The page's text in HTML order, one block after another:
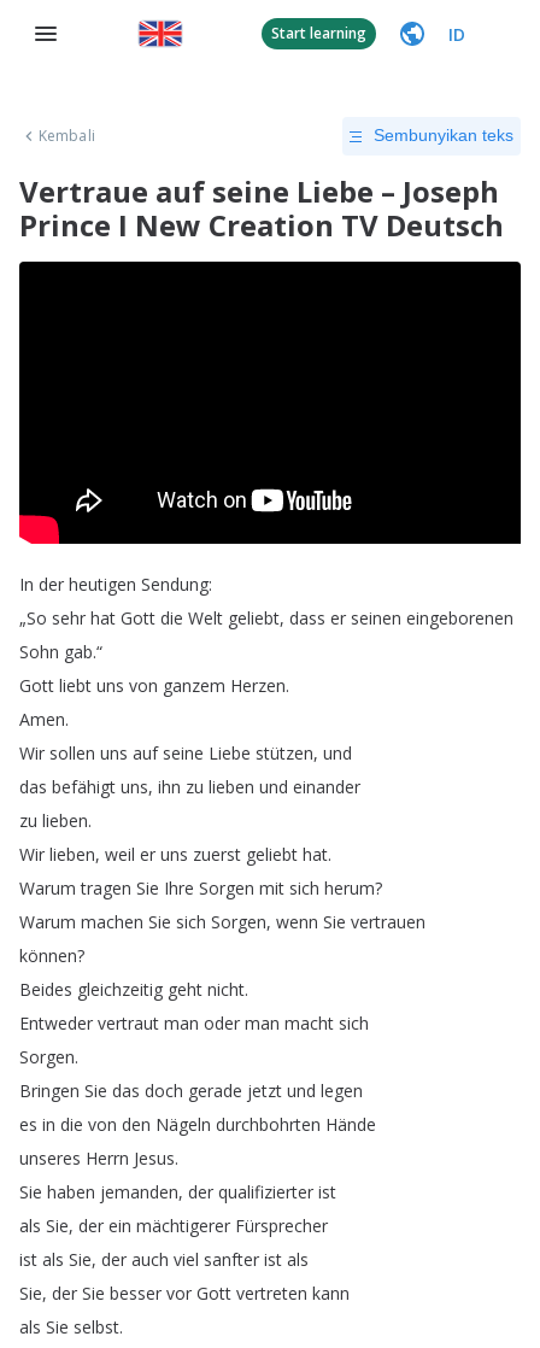
Start learning ID
Kembali Sembunyikan teks
Vertraue auf seine Liebe – Joseph
Prince I New Creation TV Deutsch
In der heutigen Sendung:
„So sehr hat Gott die Welt geliebt, dass er seinen eingeborenen
Sohn gab.“
Gott liebt uns von ganzem Herzen.
Amen.
Wir sollen uns auf seine Liebe stützen, und
das befähigt uns, ihn zu lieben und einander
zu lieben.
Wir lieben, weil er uns zuerst geliebt hat.
Warum tragen Sie Ihre Sorgen mit sich herum?
Warum machen Sie sich Sorgen, wenn Sie vertrauen
können?
Beides gleichzeitig geht nicht.
Entweder vertraut man oder man macht sich
Sorgen.
Bringen Sie das doch gerade jetzt und legen
es in die von den Nägeln durchbohrten Hände
unseres Herrn Jesus.
Sie haben jemanden, der qualifizierter ist
als Sie, der ein mächtigerer Fürsprecher
ist als Sie, der auch viel sanfter ist als
Sie, der Sie besser vor Gott vertreten kann
als Sie selbst.